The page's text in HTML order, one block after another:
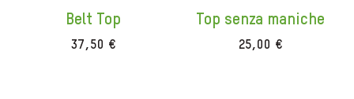
Belt Top
37,50 €
Top senza maniche
25,00 €